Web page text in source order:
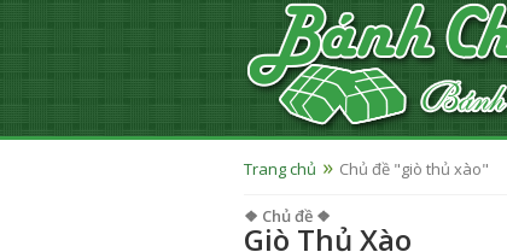
Trang chủ Chủ đề "giò thủ xào"
❖ Chủ đề ❖
Giò Thủ Xào